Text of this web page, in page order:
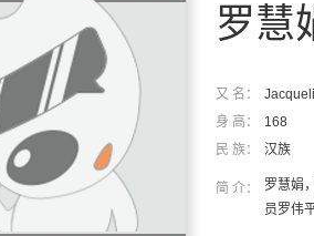
罗慧
又 名：
身 高：
168
民 族：
汉族
简 介：
罗慧娟
员罗伟